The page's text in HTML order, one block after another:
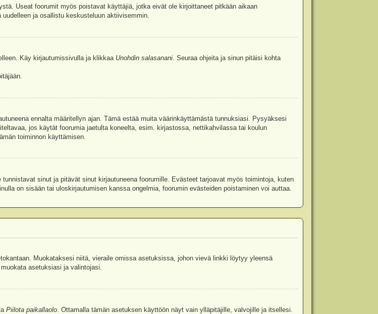
Useat foorumit myös poistavat käyttäjiä, jotka eivät ole kirjoittaneet pitkään aikaan
ja osallistu keskusteluun aktiivisemmin.
Käy kirjautumissivulla ja klikkaa Unohdin salasanani. Seuraa ohjeita ja sinun pitäisi kohta
ennalta määritellyn ajan. Tämä estää muita väärinkäyttämästä tunnuksiasi. Pysyäksesi
jos käytät foorumia jaetulta koneelta, esim. kirjastossa, nettikahvilassa tai koulun
toiminnon käyttämisen.
sinut ja pitävät sinut kirjautuneena foorumille. Evästeet tarjoavat myös toimintoja, kuten
on sisään tai uloskirjautumisen kanssa ongelmia, foorumin evästeiden poistaminen voi auttaa.
Muokataksesi niitä, vieraile omissa asetuksissa, johon vievä linkki löytyy yleensä
asetuksiasi ja valintojasi.
Piilota paikallaolo. Ottamalla tämän asetuksen käyttöön näyt vain ylläpitäjille, valvojille ja itsellesi.